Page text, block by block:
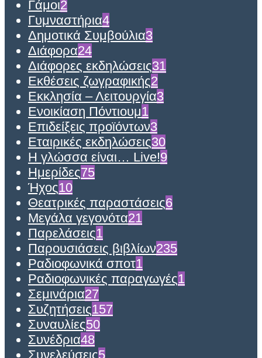
Γάμοι2
Γυμναστήρια4
Δημοτικά Συμβούλια3
Διάφορα24
Διάφορες εκδηλώσεις31
Εκθέσεις ζωγραφικής2
Εκκλησία – Λειτουργία3
Ενοικίαση Πόντιουμ1
Επιδείξεις προϊόντων3
Εταιρικές εκδηλώσεις30
Η γλώσσα είναι… Live!9
Ημερίδες75
Ήχος10
Θεατρικές παραστάσεις6
Μεγάλα γεγονότα21
Παρελάσεις1
Παρουσιάσεις βιβλίων235
Ραδιοφωνικά σποτ1
Ραδιοφωνικές παραγωγές1
Σεμινάρια27
Συζητήσεις157
Συναυλίες50
Συνέδρια48
Συνελεύσεις5